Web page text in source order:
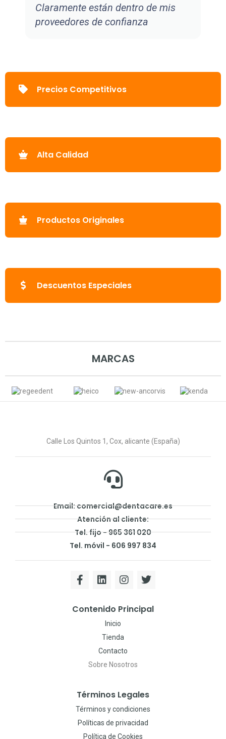
Claramente están dentro de mis
proveedores de confianza
Precios Competitivos
Alta Calidad
Productos Originales
Descuentos Especiales
MARCAS
Calle Los Quintos 1, Cox, alicante (España)
Email: comercial@dentacare.es
Atención al cliente:
Tel. fijo - 965 361 020
Tel. móvil - 606 997 834
Contenido Principal
Inicio
Tienda
Contacto
Sobre Nosotros
Términos Legales
Términos y condiciones
Políticas de privacidad
Política de Cookies